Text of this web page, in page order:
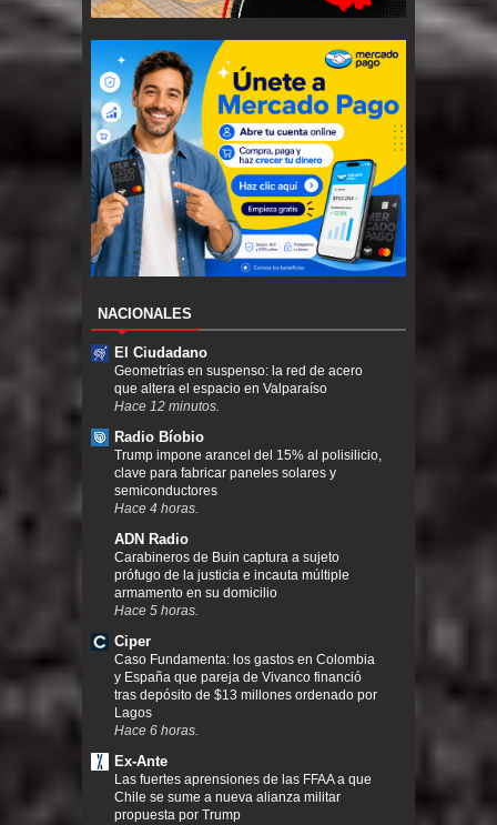
NACIONALES
El Ciudadano
Geometrías en suspenso: la red de acero
que altera el espacio en Valparaíso
Hace 12 minutos.
Radio Bíobio
Trump impone arancel del 15% al polisilicio,
clave para fabricar paneles solares y
semiconductores
Hace 4 horas.
ADN Radio
Carabineros de Buin captura a sujeto
prófugo de la justicia e incauta múltiple
armamento en su domicilio
Hace 5 horas.
Ciper
Caso Fundamenta: los gastos en Colombia
y España que pareja de Vivanco financió
tras depósito de $13 millones ordenado por
Lagos
Hace 6 horas.
Ex-Ante
Las fuertes aprensiones de las FFAA a que
Chile se sume a nueva alianza militar
propuesta por Trump